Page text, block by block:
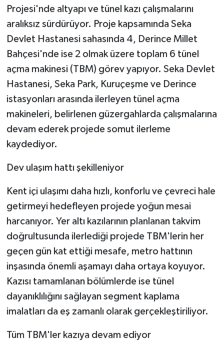
Projesi'nde altyapı ve tünel kazı çalışmalarını
aralıksız sürdürüyor. Proje kapsamında Seka
Devlet Hastanesi sahasında 4, Derince Millet
Bahçesi'nde ise 2 olmak üzere toplam 6 tünel
açma makinesi (TBM) görev yapıyor. Seka Devlet
Hastanesi, Seka Park, Kuruçeşme ve Derince
istasyonları arasında ilerleyen tünel açma
makineleri, belirlenen güzergahlarda çalışmalarına
devam ederek projede somut ilerleme
kaydediyor.
Dev ulaşım hattı şekilleniyor
Kent içi ulaşımı daha hızlı, konforlu ve çevreci hale
getirmeyi hedefleyen projede yoğun mesai
harcanıyor. Yer altı kazılarının planlanan takvim
doğrultusunda ilerlediği projede TBM'lerin her
geçen gün kat ettiği mesafe, metro hattının
inşasında önemli aşamayı daha ortaya koyuyor.
Kazısı tamamlanan bölümlerde ise tünel
dayanıklılığını sağlayan segment kaplama
imalatları da eş zamanlı olarak gerçekleştiriliyor.
Tüm TBM'ler kazıya devam ediyor